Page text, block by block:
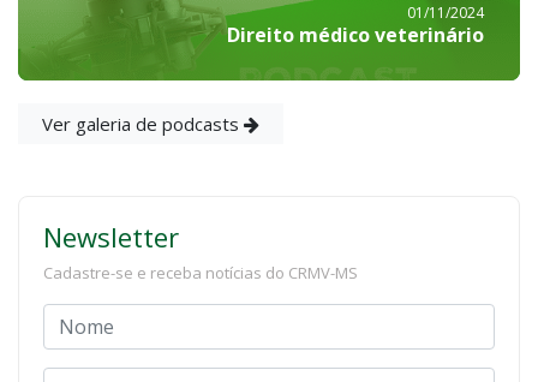
01/11/2024
Direito médico veterinário
Ver galeria de podcasts
Newsletter
Cadastre-se e receba notícias do CRMV-MS